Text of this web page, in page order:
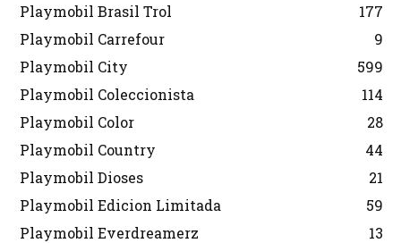
Playmobil Brasil Trol
177
Playmobil Carrefour
9
Playmobil City
599
Playmobil Coleccionista
114
Playmobil Color
28
Playmobil Country
44
Playmobil Dioses
21
Playmobil Edicion Limitada
59
Playmobil Everdreamerz
13